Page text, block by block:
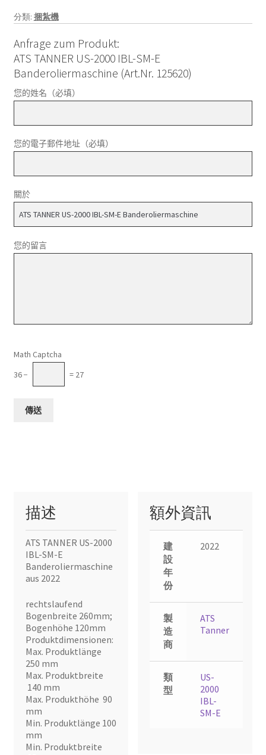
分類: 捆紮機
Anfrage zum Produkt:
ATS TANNER US-2000 IBL-SM-E
Banderoliermaschine (Art.Nr. 125620)
您的姓名（必填）
您的電子郵件地址（必填）
關於
您的留言
Math Captcha
36 −
= 27
描述
ATS TANNER US-2000
IBL-SM-E
Banderoliermaschine
aus 2022
rechtslaufend
Bogenbreite 260mm;
Bogenhöhe 120mm
Produktdimensionen:
Max. Produktlänge
250 mm
Max. Produktbreite
140 mm
Max. Produkthöhe 90
mm
Min. Produktlänge 100
mm
Min. Produktbreite
額外資訊
建
設
年
份
2022
製
造
商
ATS
Tanner
類
型
US-
2000
IBL-
SM-E